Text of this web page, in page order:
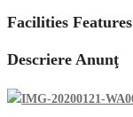
Facilities Features
Descriere Anunţ